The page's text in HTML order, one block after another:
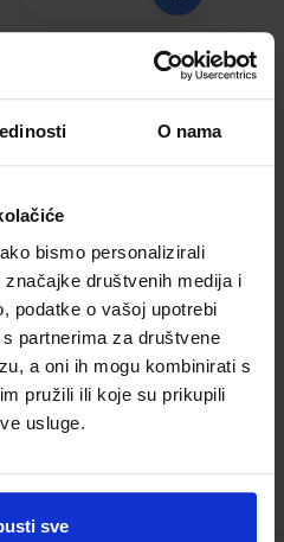
O nama
bismo personalizirali
društvenih medija i
podatke o vašoj upotrebi
partnerima za društvene
a oni ih mogu kombinirati s
pružili ili koje su prikupili
usluge.
sve
Šarlija Mario
broj
22,00 €